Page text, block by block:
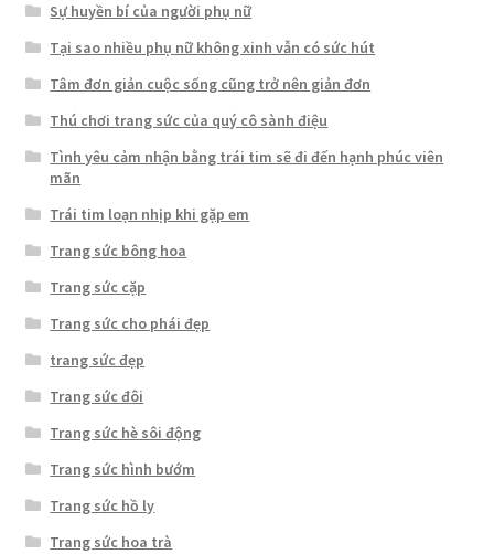
Sự huyền bí của người phụ nữ
Tại sao nhiều phụ nữ không xinh vẫn có sức hút
Tâm đơn giản cuộc sống cũng trở nên giản đơn
Thú chơi trang sức của quý cô sành điệu
Tình yêu cảm nhận bằng trái tim sẽ đi đến hạnh phúc viên
mãn
Trái tim loạn nhịp khi gặp em
Trang sức bông hoa
Trang sức cặp
Trang sức cho phái đẹp
trang sức đẹp
Trang sức đôi
Trang sức hè sôi động
Trang sức hình bướm
Trang sức hồ ly
Trang sức hoa trà